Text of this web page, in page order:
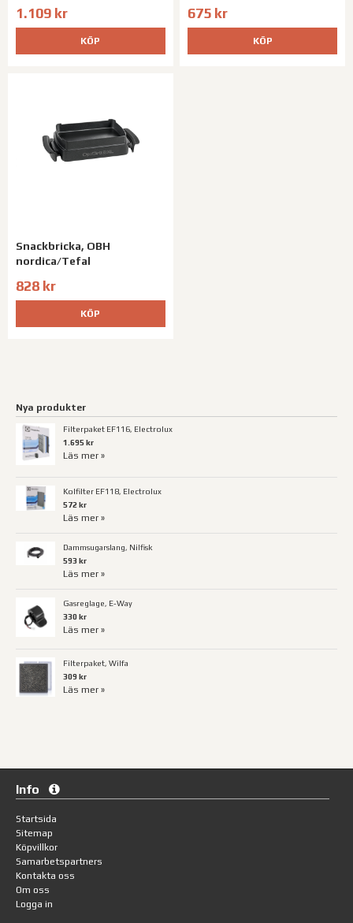
1.109 kr
KÖP
675 kr
KÖP
Snackbricka, OBH
nordica/Tefal
828 kr
KÖP
Nya produkter
Filterpaket EF116, Electrolux
1.695 kr
Läs mer »
Kolfilter EF118, Electrolux
572 kr
Läs mer »
Dammsugarslang, Nilfisk
593 kr
Läs mer »
Gasreglage, E-Way
330 kr
Läs mer »
Filterpaket, Wilfa
309 kr
Läs mer »
Info
Startsida
Sitemap
Köpvillkor
Samarbetspartners
Kontakta oss
Om oss
Logga in